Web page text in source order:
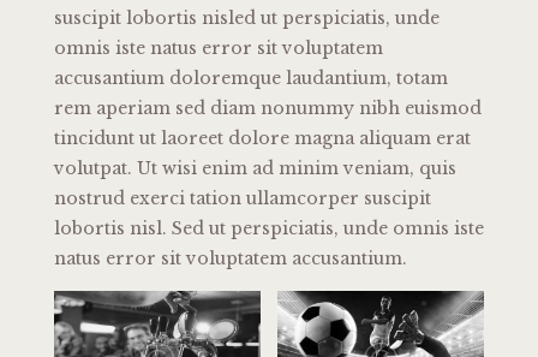
suscipit lobortis nisled ut perspiciatis, unde
omnis iste natus error sit voluptatem
accusantium doloremque laudantium, totam
rem aperiam sed diam nonummy nibh euismod
tincidunt ut laoreet dolore magna aliquam erat
volutpat. Ut wisi enim ad minim veniam, quis
nostrud exerci tation ullamcorper suscipit
lobortis nisl. Sed ut perspiciatis, unde omnis iste
natus error sit voluptatem accusantium.